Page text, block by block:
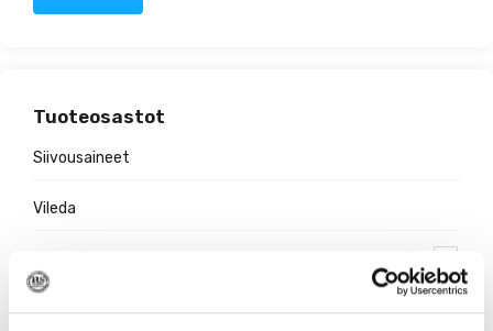
Tuoteosastot
Siivousaineet
Vileda
Jätehuolto